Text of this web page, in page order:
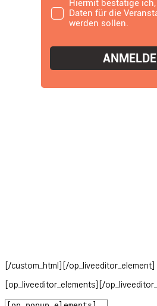
[/custom_html][/op_liveeditor_element]
[op_liveeditor_elements][/